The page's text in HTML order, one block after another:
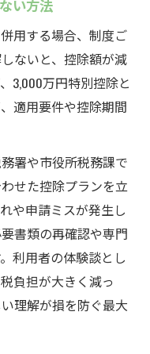
い方法
用する場合、制度ご
ないと、控除額が減
3,000万円特別控除と
適用要件や控除期間
署や市役所税務課で
せた控除プランを立
や申請ミスが発生し
書類の再確認や専門
利用者の体験談とし
負担が大きく減っ
理解が損を防ぐ最大